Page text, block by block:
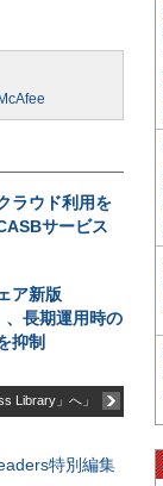
McAfee
ラウド利用を
サービス
ア新版
、長期運用時の
抑制
Library」へ」
特別編集